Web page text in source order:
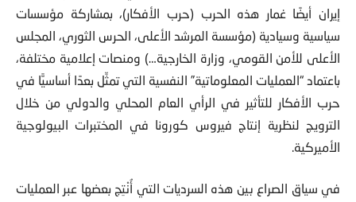
إيران أيضًا غمار هذه الحرب (حرب الأفكار)، بمشاركة مؤسسات
سياسية وسيادية (مؤسسة المرشد الأعلى، الحرس الثوري، المجلس
الأعلى للأمن القومي، وزارة الخارجية…) ومنصات إعلامية مختلفة،
باعتماد “العمليات المعلوماتية” النفسية التي تمثِّل بعدًا أساسيًّا في
حرب الأفكار للتأثير في الرأي العام المحلي والدولي من خلال
الترويج لنظرية إنتاج فيروس كورونا في المختبرات البيولوجية
الأميركية.
في سياق الصراع بين هذه السرديات التي أُنْتِج بعضها عبر العمليات